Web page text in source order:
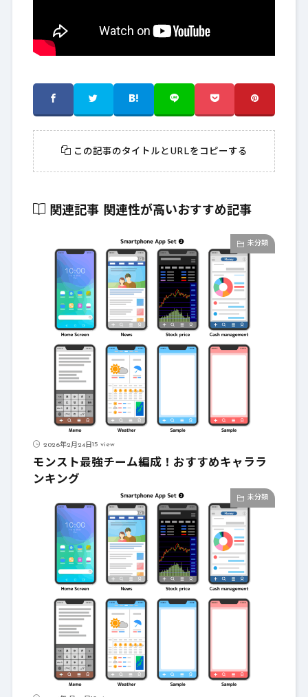
この記事のタイトルとURLをコピーする
関連記事 関連性が高いおすすめ記事
未分類
2026年2月24日15 view
モンスト最強チーム編成！おすすめキャララ
ンキング
未分類